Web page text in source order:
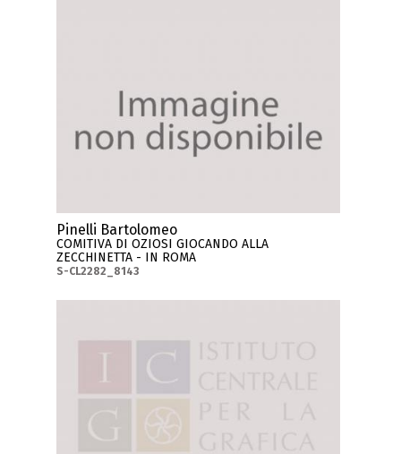
Pinelli Bartolomeo
COMITIVA DI OZIOSI GIOCANDO ALLA
ZECCHINETTA - IN ROMA
S-CL2282_8143